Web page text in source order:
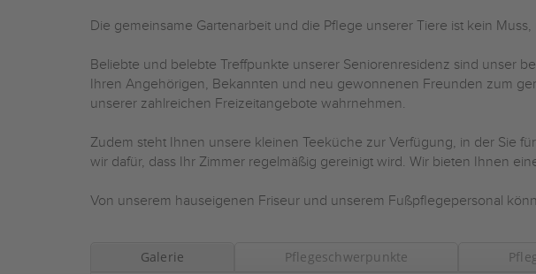
Die gemeinsame Gartenarbeit und die Pflege unserer Tiere ist kein
Beliebte und belebte Treffpunkte unserer Seniorenresidenz sind unser
Ihren Angehörigen, Bekannten und neu gewonnenen Freunden zum
unserer zahlreichen Freizeitangebote wahrnehmen.
Zudem steht Ihnen unsere kleinen Teeküche zur Verfügung, in der Sie
wir dafür, dass Ihr Zimmer regelmäßig gereinigt wird. Wir bieten Ihnen
Von unserem hauseigenen Friseur und unserem Fußpflegepersonal
Galerie Pflegeschwerpunkte